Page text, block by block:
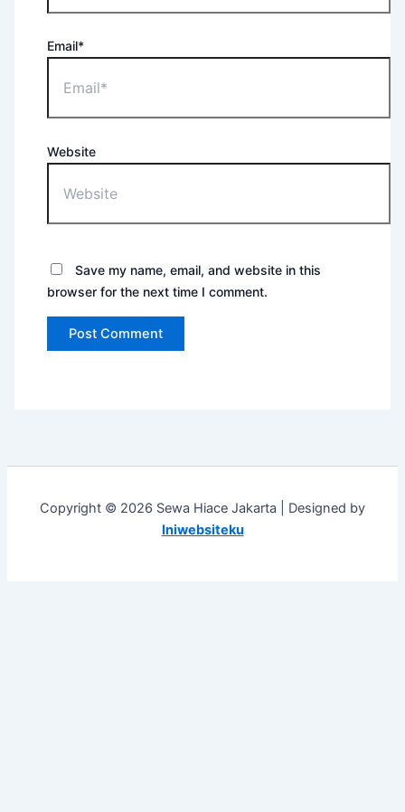
Email*
Website
Save my name, email, and website in this
browser for the next time I comment.
Copyright © 2026 Sewa Hiace Jakarta | Designed by
Iniwebsiteku